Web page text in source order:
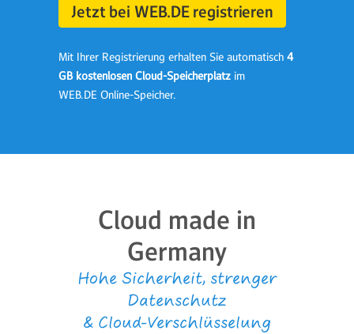
Jetzt bei WEB.DE registrieren
Mit Ihrer Registrierung erhalten Sie automatisch 4
GB kostenlosen Cloud-Speicherplatz im
WEB.DE Online‑Speicher.
Cloud made in
Germany
Hohe Sicherheit, strenger
Datenschutz
& Cloud-Verschlüsselung